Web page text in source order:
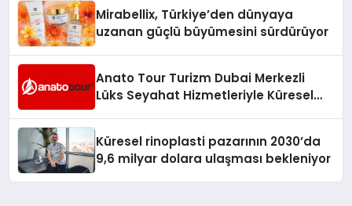
Mirabellix, Türkiye’den dünyaya
uzanan güçlü büyümesini sürdürüyor
Anato Tour Turizm Dubai Merkezli
Lüks Seyahat Hizmetleriyle Küresel
Küresel rinoplasti pazarının 2030’da
9,6 milyar dolara ulaşması bekleniyor